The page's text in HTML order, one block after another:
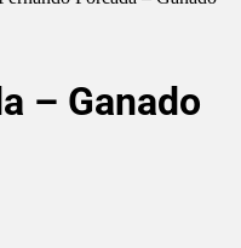
– Ganado